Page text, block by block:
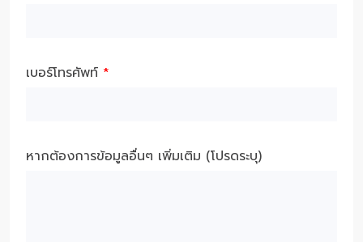
เบอร์โทรศัพท์ *
หากต้องการข้อมูลอื่นๆ เพิ่มเติม (โปรดระบุ)